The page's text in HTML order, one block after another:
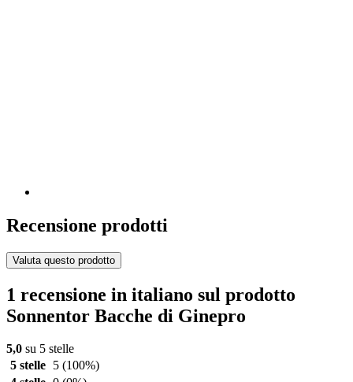
Recensione prodotti
Valuta questo prodotto
1 recensione in italiano sul prodotto
Sonnentor Bacche di Ginepro
5,0 su 5 stelle
5 stelle
5 (100%)